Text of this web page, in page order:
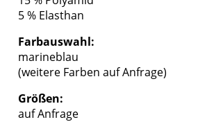
5 % Elasthan
Farbauswahl:
marineblau
(weitere Farben auf Anfrage)
Größen:
auf Anfrage